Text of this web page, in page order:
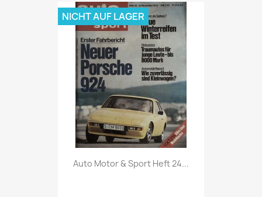
Vorschau
Auto Motor & Sport Heft 24...
NICHT AUF LAGER